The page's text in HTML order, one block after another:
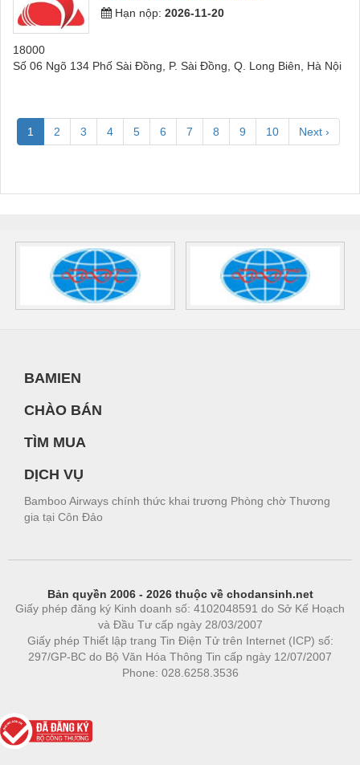
Hạn nộp: 2026-11-20
18000
Số 06 Ngõ 134 Phố Sài Đồng, P. Sài Đồng, Q. Long Biên, Hà Nội
1 2 3 4 5 6 7 8 9 10 Next ›
BAMIEN
CHÀO BÁN
TÌM MUA
DỊCH VỤ
Bamboo Airways chính thức khai trương Phòng chờ Thương
gia tại Côn Đảo
Bản quyền 2006 - 2026 thuộc về chodansinh.net
Giấy phép đăng ký Kinh doanh số: 4102048591 do Sở Kế Hoạch
và Đầu Tư cấp ngày 28/03/2007
Giấy phép Thiết lập trang Tin Điện Tử trên Internet (ICP) số:
297/GP-BC do Bộ Văn Hóa Thông Tin cấp ngày 12/07/2007
Phone: 028.6258.3536